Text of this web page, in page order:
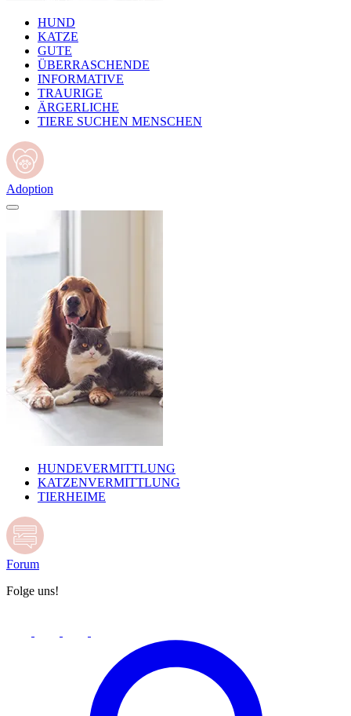
HUND
KATZE
GUTE
ÜBERRASCHENDE
INFORMATIVE
TRAURIGE
ÄRGERLICHE
TIERE SUCHEN MENSCHEN
Adoption
HUNDEVERMITTLUNG
KATZENVERMITTLUNG
TIERHEIME
Forum
Folge uns!